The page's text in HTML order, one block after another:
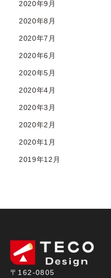
2020年9月
2020年8月
2020年7月
2020年6月
2020年5月
2020年4月
2020年3月
2020年2月
2020年1月
2019年12月
〒162-0805